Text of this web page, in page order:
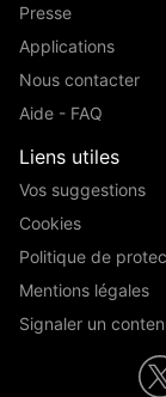
Presse
Applications
Nous contacter
Aide - FAQ
Liens utiles
Vos suggestions
Cookies
Politique de
Mentions légales
Signaler un